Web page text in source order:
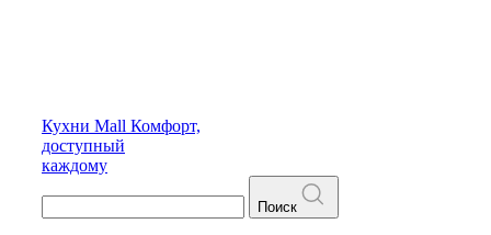
Кухни Mall Комфорт,
доступный
каждому
Поиск